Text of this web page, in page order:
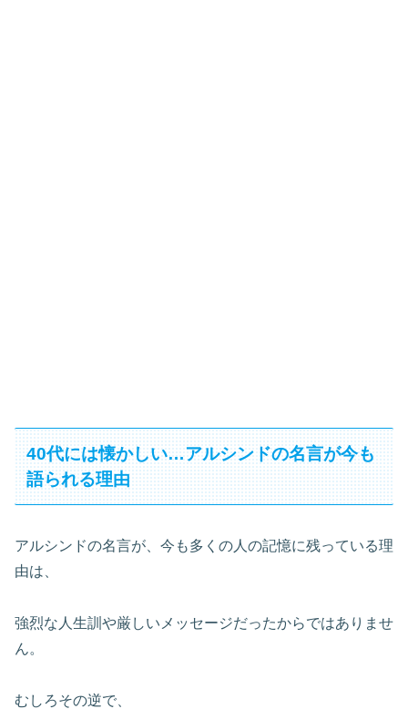
40代には懐かしい…アルシンドの名言が今も
語られる理由
アルシンドの名言が、今も多くの人の記憶に残っている理
由は、
強烈な人生訓や厳しいメッセージだったからではありませ
ん。
むしろその逆で、